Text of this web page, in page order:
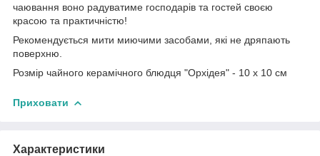
чаювання воно радуватиме господарів та гостей своєю
красою та практичністю!
Рекомендується мити миючими засобами, які не дряпають
поверхню.
Розмір чайного керамічного блюдця "Орхідея" - 10 х 10 см
Приховати
Характеристики